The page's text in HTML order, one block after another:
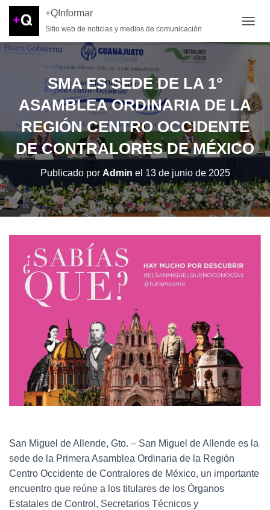
+QInformar
Sitio web de noticias y medios de comunicación
SMA ES SEDE DE LA 1°
ASAMBLEA ORDINARIA DE LA
REGIÓN CENTRO OCCIDENTE
DE CONTRALORES DE MÉXICO
Publicado por Admin el 13 de junio de 2025
San Miguel de Allende, Gto. – San Miguel de Allende es la
sede de la Primera Asamblea Ordinaria de la Región
Centro Occidente de Contralores de México, un importante
encuentro que reúne a los titulares de los Órganos
Estatales de Control, Secretarios Técnicos y